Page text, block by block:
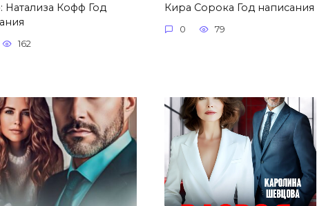
Натализа Кофф Год
162
Кира Сорока Год написания
0 79